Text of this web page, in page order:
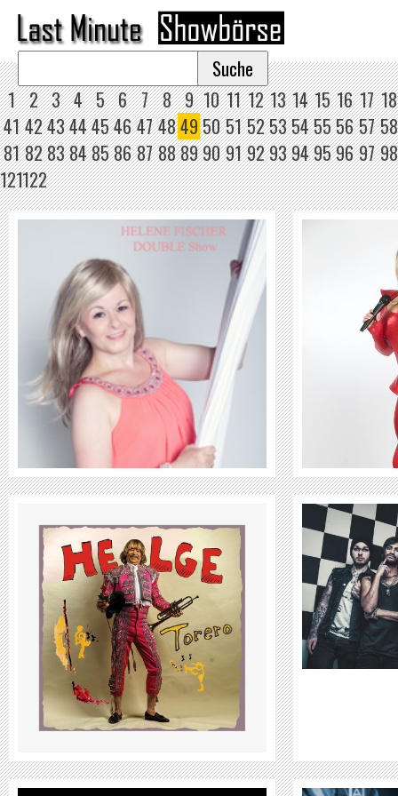
1 2 3 4 5 6 7 8 9 10 11 12 13 14 15 16 17 18
41 4243444546 47 484950 51 5253545556 57 58
81 8283848586 87 888990 91 9293949596 97 98
121122
HELENE FISCHER DOUBLE TINA
HELL BOULEVARD + JOHNNY
DEATHSHADOW
WEITER